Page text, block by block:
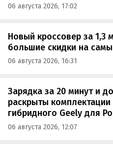
06 августа 2026, 17:02
Новый кроссовер за 1,3
большие скидки на
06 августа 2026, 16:31
Зарядка за 20 минут и
раскрыты
гибридного Geely для
06 августа 2026, 12:07